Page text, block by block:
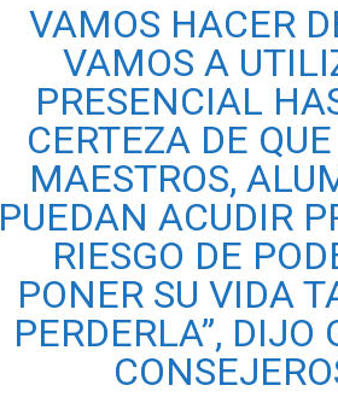
VAMOS HACER
VAMOS A
PRESENCIAL
CERTEZA DE
MAESTROS,
PUEDAN ACUDIR
RIESGO DE
PONER SU VIDA
PERDERLA”,